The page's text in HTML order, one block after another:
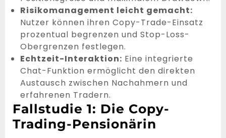
Risikomanagement leicht gemacht:
Nutzer können ihren Copy-Trade-Einsatz
prozentual begrenzen und Stop-Loss-
Obergrenzen festlegen.
Echtzeit-Interaktion: Eine integrierte
Chat-Funktion ermöglicht den direkten
Austausch zwischen Nachahmern und
erfahrenen Tradern.
Fallstudie 1: Die Copy-
Trading-Pensionärin